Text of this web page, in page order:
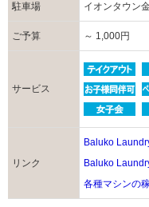
駐車場 イオンタウン
ご予算 ～ 1,000円
サービス
リンク
Baluko
Baluko
各種マシンの